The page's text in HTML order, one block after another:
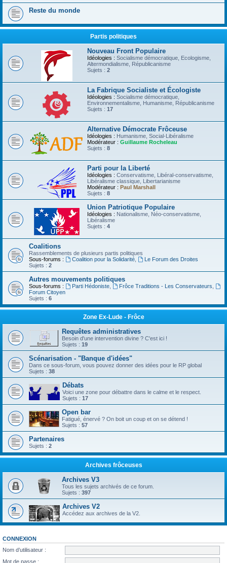
Reste du monde
Partis politiques
Nouveau Front Populaire
Idéologies : Socialisme démocratique, Ecologisme,
Altermondialisme, Républicanisme
Sujets : 2
La Fabrique Socialiste et Écologiste
Idéologies : Socialisme démocratique,
Environnementalisme, Humanisme, Républicanisme
Sujets : 17
Alternative Démocrate Frôceuse
Idéologies : Humanisme, Social-Libéralisme
Modérateur : Guillaume Rocheleau
Sujets : 8
Parti pour la Liberté
Idéologies : Conservatisme, Libéral-conservatisme,
Libéralisme classique, Libertarianisme
Modérateur : Paul Marshall
Sujets : 8
Union Patriotique Populaire
Idéologies : Nationalisme, Néo-conservatisme,
Libéralisme
Sujets : 4
Coalitions
Rassemblements de plusieurs partis politiques
Sous-forums :
Coalition pour la Solidarité,
Le Forum des Droites
Sujets : 2
Autres mouvements politiques
Sous-forums : Parti Hédoniste, Frôce Traditions - Les Conservateurs
Forum Citoyen
Sujets : 6
Zone Ex-Lude - Frôce
Requêtes administratives
Besoin d'une intervention divine ? C'est ici !
Sujets : 19
Scénarisation - "Banque d'idées"
Dans ce sous-forum, vous pouvez donner des idées pour le RP global
Sujets : 38
Débats
Voici une zone pour débattre dans le calme et le respect.
Sujets : 17
Open bar
Fatigué, énervé ? On boit un coup et on se détend !
Sujets : 57
Partenaires
Sujets : 2
Archives frôceuses
Archives V3
Tous les sujets archivés de ce forum.
Sujets : 397
Archives V2
Accédez aux archives de la V2.
CONNEXION
Nom d’utilisateur :
Mot de passe :